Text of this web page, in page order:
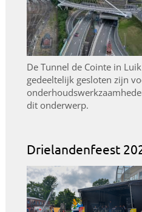
De Tunnel de Cointe in
gedeeltelijk gesloten zijn
dit onderwerp.
Drielandenfeest